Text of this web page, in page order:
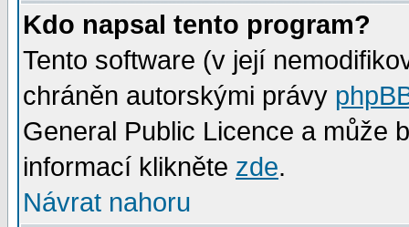
Kdo napsal tento program?
Tento software (v její
chráněn autorskými právy
General Public Licence a může
informací klikněte zde.
Návrat nahoru